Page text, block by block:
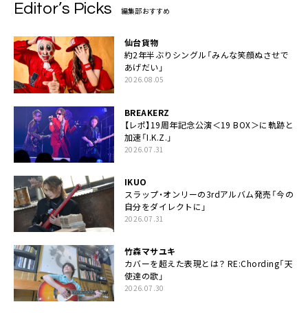
Editor’s Picks 編集部おすすめ
仙台貨物
約2年半ぶりシングル「みんな笑顔ぬさせで
あげだい」
2026.08.05
BREAKERZ
【レポ】19周年記念公演＜19 BOX＞に軌跡と
加速「I.K.Z.」
2026.07.31
IKUO
スラップ・オンリーの3rdアルバム発売「今の
自分をダイレクトに」
2026.07.31
竹森マサユキ
カバーを超えた表現とは？ RE:Chording「天
使達の歌」
2026.07.30